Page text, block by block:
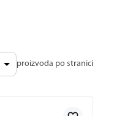
proizvoda po stranici